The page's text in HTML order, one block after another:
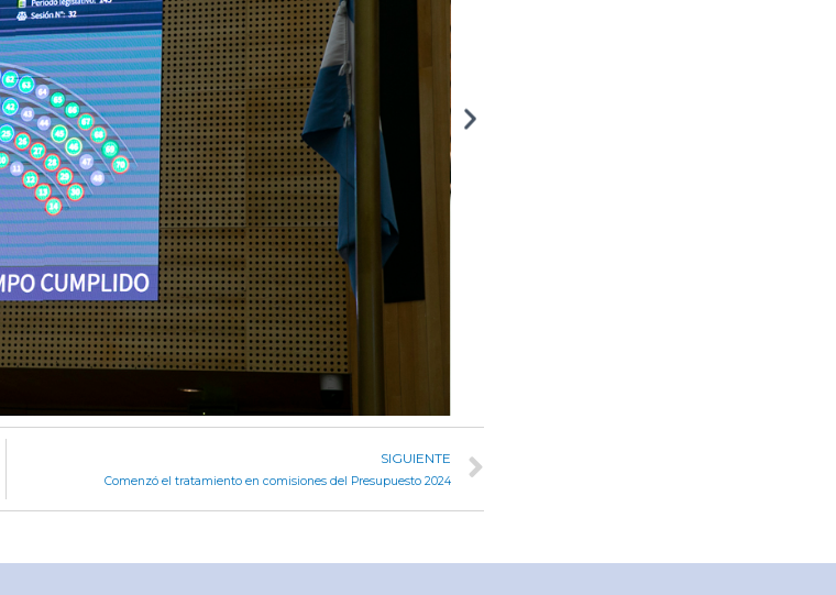
SIGUIENTE
Comenzó el tratamiento en comisiones del Presupuesto 2024